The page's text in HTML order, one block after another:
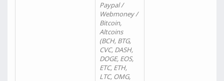
Paypal /
Webmoney /
Bitcoin,
Altcoins
(BCH, BTG,
CVC, DASH,
DOGE, EOS,
ETC, ETH,
LTC, OMG,